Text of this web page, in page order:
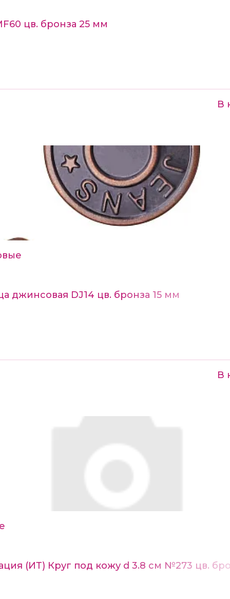
цв. бронза 25 мм
В
джинсовая DJ14 цв. бронза 15 мм
В
(ИТ) Круг под кожу d 3.8 см №273 цв.